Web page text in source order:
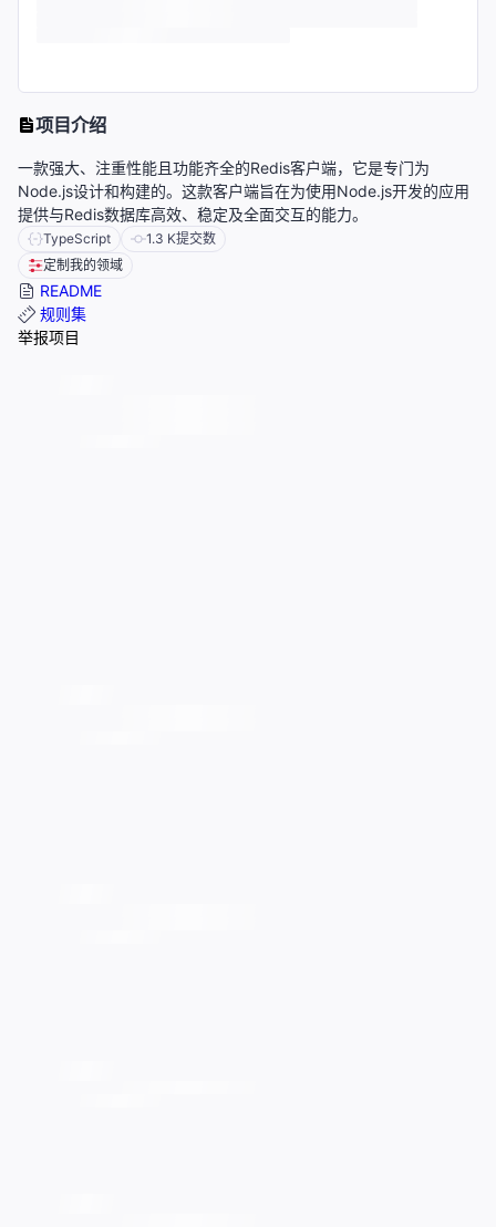
项目介绍
一款强大、注重性能且功能齐全的Redis客户端，它是专门为
Node.js设计和构建的。这款客户端旨在为使用Node.js开发的应用
提供与Redis数据库高效、稳定及全面交互的能力。
TypeScript 1.3 K提交数
定制我的领域
README
规则集
举报项目